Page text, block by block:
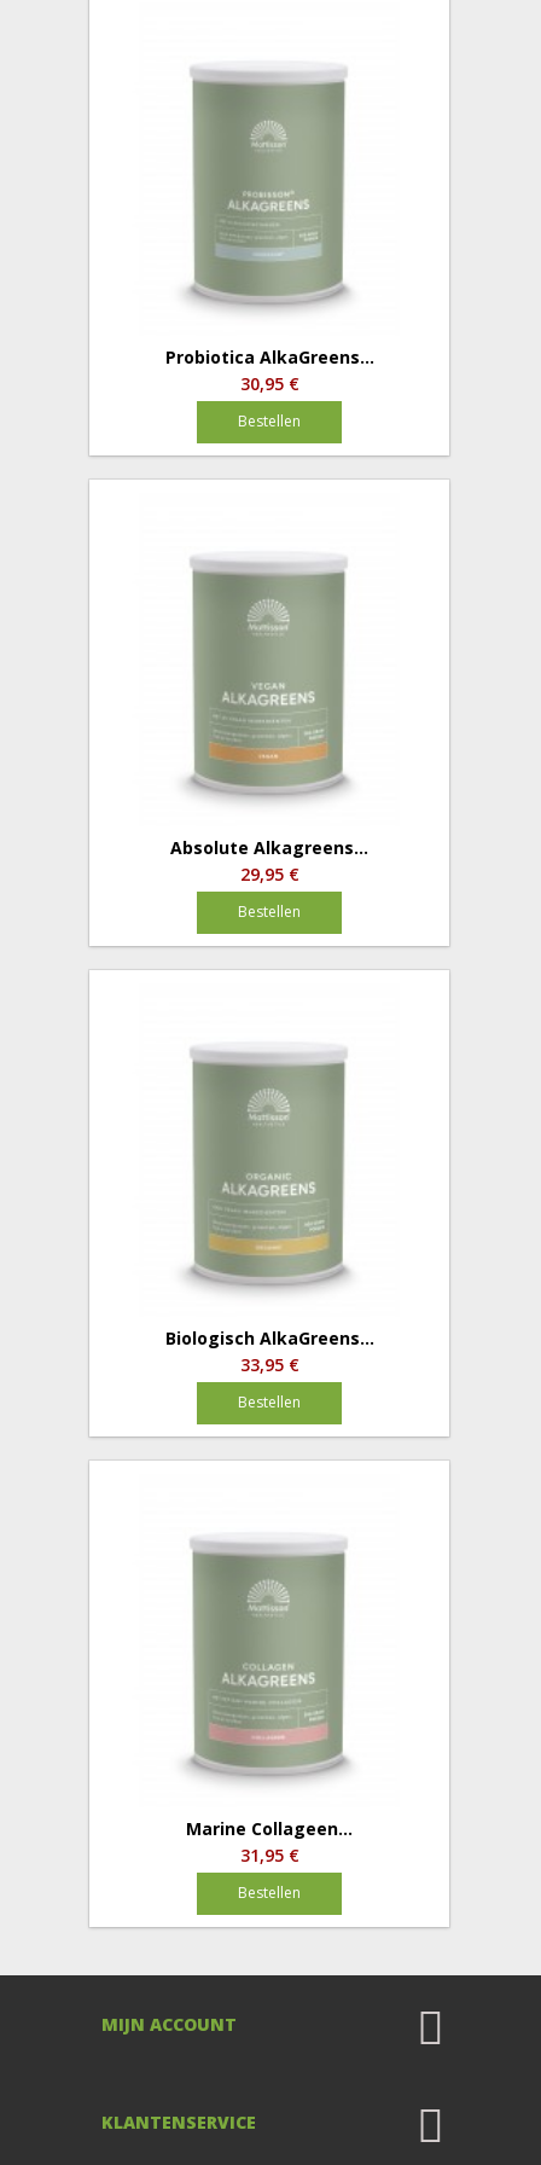
Probiotica AlkaGreens...
30,95 €
Bestellen
Absolute Alkagreens...
29,95 €
Bestellen
Biologisch AlkaGreens...
33,95 €
Bestellen
Marine Collageen...
31,95 €
Bestellen
MIJN ACCOUNT
KLANTENSERVICE